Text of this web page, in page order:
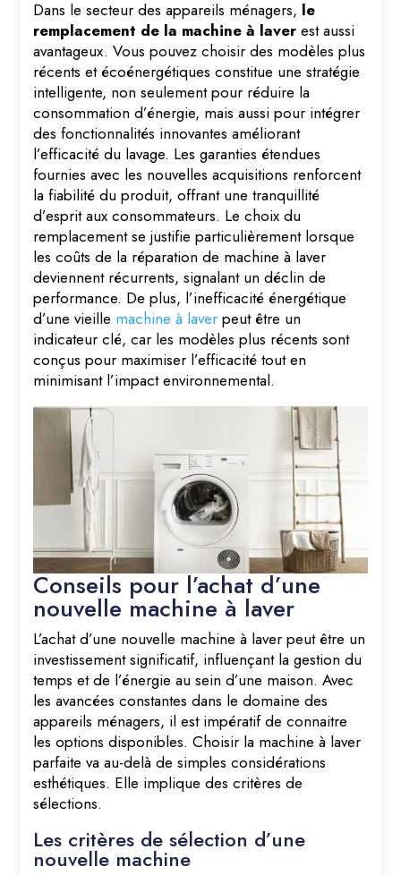
Dans le secteur des appareils ménagers, le
remplacement de la machine à laverest aussi
avantageux. Vous pouvez choisir des modèles plus
récents et écoénergétiques constitue une stratégie
intelligente, non seulement pour réduire la
consommation d’énergie, mais aussi pour intégrer
des fonctionnalités innovantes améliorant
l’efficacité du lavage. Les garanties étendues
fournies avec les nouvelles acquisitions renforcent
la fiabilité du produit, offrant une tranquillité
d’esprit aux consommateurs. Le choix du
remplacement se justifie particulièrement lorsque
les coûts de la réparation de machine à laver
deviennent récurrents, signalant un déclin de
performance. De plus, l’inefficacité énergétique
d’une vieille machine à laver peut être un
indicateur clé, car les modèles plus récents sont
conçus pour maximiser l’efficacité tout en
minimisant l’impact environnemental.
Conseils pour l’achat d’une
nouvelle machine à laver
L’achat d’une nouvelle machine à laver peut être un
investissement significatif, influençant la gestion du
temps et de l’énergie au sein d’une maison. Avec
les avancées constantes dans le domaine des
appareils ménagers, il est impératif de connaitre
les options disponibles. Choisir la machine à laver
parfaite va au-delà de simples considérations
esthétiques. Elle implique des critères de
sélections.
Les critères de sélection d’une
nouvelle machine